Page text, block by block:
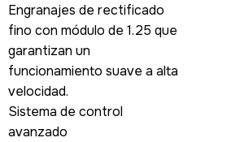
Engranajes de rectificado
fino con módulo de 1.25 que
garantizan un
funcionamiento suave a alta
velocidad.
Sistema de control
avanzado